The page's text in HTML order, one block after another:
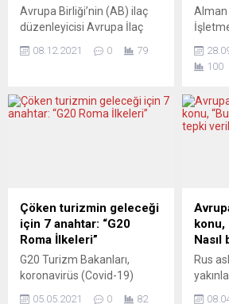
Avrupa Birliği’nin (AB) ilaç
düzenleyicisi Avrupa İlaç
Hastalık Önleme ve Kontrol
karşı yapılan aşılamalar
bildirdi. EMA ve ECDC’nin
ortak açıklamasında, Avrupa
genelinde artan Kovid-19
08.12.2021 0 79
Alman
yüzde
Küçük
100
Çöken turizmin geleceği
için 7 anahtar: “G20
Roma İlkeleri”
G20 Turizm Bakanları,
koronavirüs (Covid-19)
05.05.2021 0 82
konu,
Nasıl
Rus